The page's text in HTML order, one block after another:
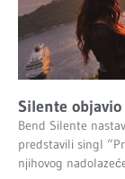
Silente
Bend Silente
predstavili singl
njihovog